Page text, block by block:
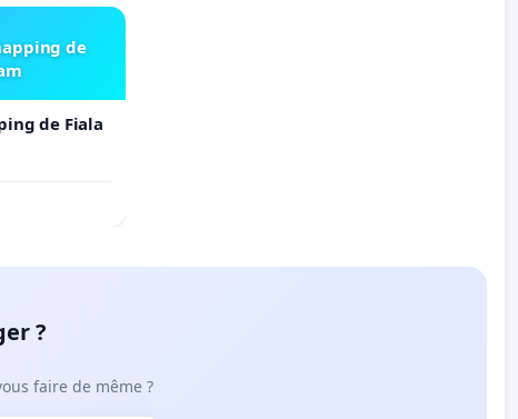
de
de Fiala
?
faire de même ?